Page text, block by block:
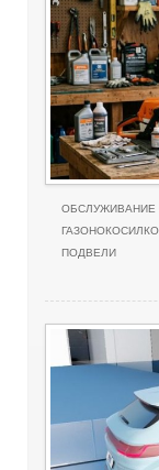
ОБСЛУЖИВАНИЕ
ПОДВЕЛИ